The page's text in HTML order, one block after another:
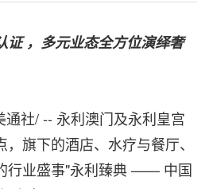
证 ，多元业态全方位演绎奢
通社/ -- 永利澳门及永利皇宫
旗下的酒店、水疗与餐厅、
行业盛事"永利臻典 —— 中国